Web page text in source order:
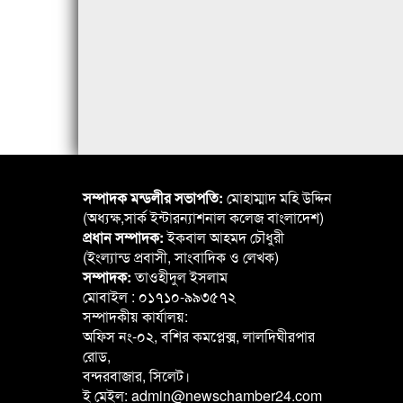
সম্পাদক মন্ডলীর সভাপতি: মোহাম্মাদ মহি উদ্দিন
(অধ্যক্ষ,সার্ক ইন্টারন্যাশনাল কলেজ বাংলাদেশ)
প্রধান সম্পাদক:ইকবাল আহমদ চৌধুরী
(ইংল্যান্ড প্রবাসী, সাংবাদিক ও লেখক)
সম্পাদক:তাওহীদুল ইসলাম
মোবাইল : ০১৭১০-৯৯৩৫৭২
সম্পাদকীয় কার্যালয়:
অফিস নং-০২, বশির কমপ্লেক্স, লালদিঘীরপার
রোড,
বন্দরবাজার, সিলেট।
ই মেইল: admin@newschamber24.com